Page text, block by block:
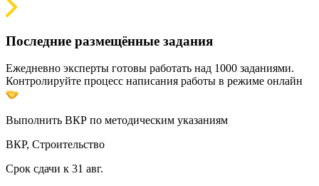
Последние размещённые задания
Ежедневно эксперты готовы работать над 1000 заданиями.
Контролируйте процесс написания работы в режиме онлайн
Выполнить ВКР по методическим указаниям
ВКР, Строительство
Срок сдачи к 31 авг.